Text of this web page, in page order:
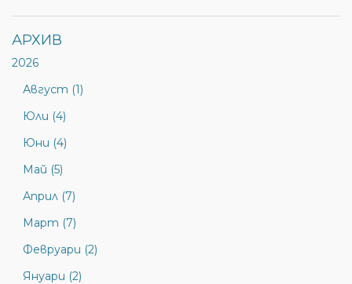
АРХИВ
2026
Август (1)
Юли (4)
Юни (4)
Май (5)
Април (7)
Март (7)
Февруари (2)
Януари (2)